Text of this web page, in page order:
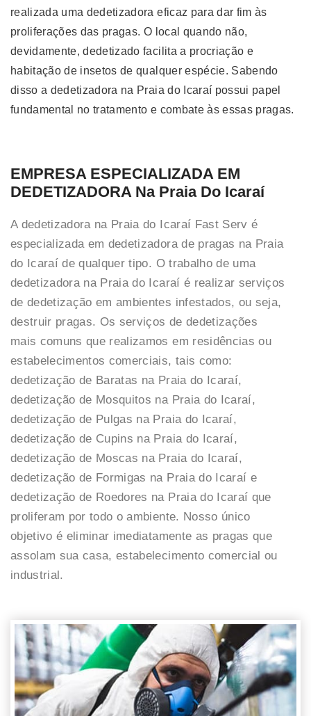
realizada uma dedetizadora eficaz para dar fim às
proliferações das pragas. O local quando não,
devidamente, dedetizado facilita a procriação e
habitação de insetos de qualquer espécie. Sabendo
disso a dedetizadora na Praia do Icaraí possui papel
fundamental no tratamento e combate às essas pragas.
EMPRESA ESPECIALIZADA EM
DEDETIZADORA Na Praia Do Icaraí
A dedetizadora na Praia do Icaraí Fast Serv é
especializada em dedetizadora de pragas na Praia
do Icaraí de qualquer tipo. O trabalho de uma
dedetizadora na Praia do Icaraí é realizar serviços
de dedetização em ambientes infestados, ou seja,
destruir pragas. Os serviços de dedetizações
mais comuns que realizamos em residências ou
estabelecimentos comerciais, tais como:
dedetização de Baratas na Praia do Icaraí,
dedetização de Mosquitos na Praia do Icaraí,
dedetização de Pulgas na Praia do Icaraí,
dedetização de Cupins na Praia do Icaraí,
dedetização de Moscas na Praia do Icaraí,
dedetização de Formigas na Praia do Icaraí e
dedetização de Roedores na Praia do Icaraí que
proliferam por todo o ambiente. Nosso único
objetivo é eliminar imediatamente as pragas que
assolam sua casa, estabelecimento comercial ou
industrial.